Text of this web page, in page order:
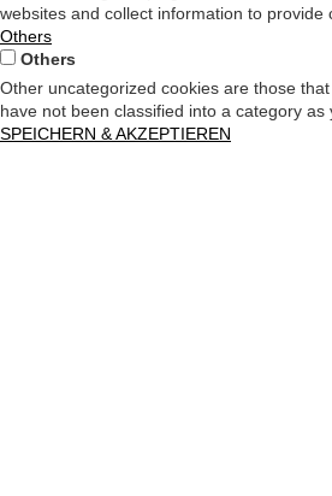
websites and collect information to provide
Others
Others
Other uncategorized cookies are those
have not been classified into a category as
SPEICHERN & AKZEPTIEREN